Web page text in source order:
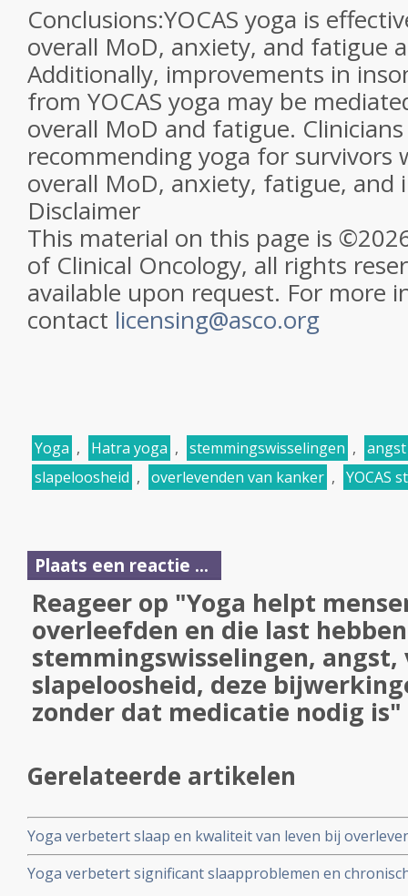
Conclusions:YOCAS yoga is
overall MoD, anxiety, and fatigue
Additionally, improvements in
from YOCAS yoga may be
overall MoD and fatigue.
recommending yoga for survivors
overall MoD, anxiety, fatigue, and
Disclaimer
This material on this page is
of Clinical Oncology, all rights
available upon request. For more
contact licensing@asco.org
Yoga , Hatra yoga , stemmingswisselingen , angst
slapeloosheid , overlevenden van kanker , YOCAS
Plaats een reactie ...
Reageer op "Yoga helpt
overleefden en die last
stemmingswisselingen,
slapeloosheid, deze
zonder dat medicatie nodig is"
Gerelateerde artikelen
Yoga verbetert slaap en kwaliteit van leven bij
slapeloosheid. Blijkt uit grote fase III studie
Yoga verbetert significant slaapproblemen en